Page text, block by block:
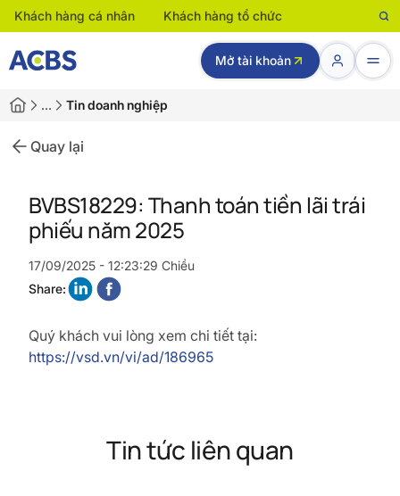
Khách hàng cá nhân Khách hàng tổ chức
Mở tài khoản
… Tin doanh nghiệp
Quay lại
BVBS18229: Thanh toán tiền lãi trái
phiếu năm 2025
17/09/2025 - 12:23:29 Chiều
Share:
Quý khách vui lòng xem chi tiết tại:
https://vsd.vn/vi/ad/186965
Tin tức liên quan